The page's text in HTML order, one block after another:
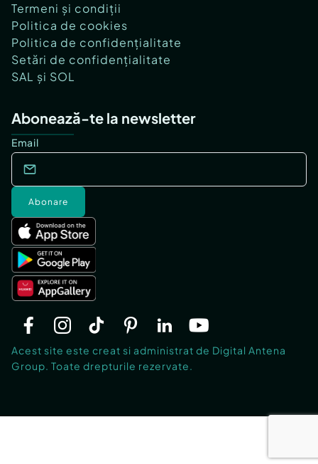
Termeni și condiții
Politica de cookies
Politica de confidențialitate
Setări de confidențialitate
SAL și SOL
Abonează-te la newsletter
Email
Abonare
Acest site este creat si administrat de Digital Antena
Group. Toate drepturile rezervate.